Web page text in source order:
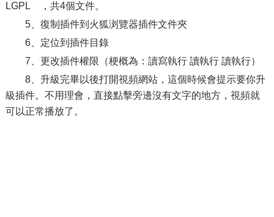
LGPL ，共4個文件。
5、復制插件到火狐浏覽器插件文件夾
6、定位到插件目錄
7、更改插件權限（梗概為：讀寫執行 讀執行 讀執行）
8、升級完畢以後打開視頻網站，這個時候會提示要你升
級插件。不用理會，直接點擊旁邊沒有文字的地方，視頻就
可以正常播放了。